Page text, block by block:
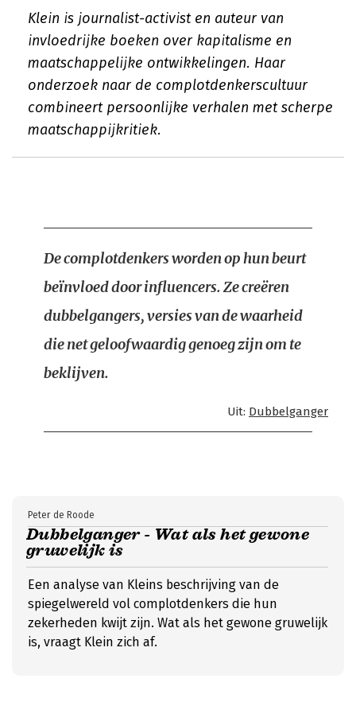
Klein is journalist-activist en auteur van
invloedrijke boeken over kapitalisme en
maatschappelijke ontwikkelingen. Haar
onderzoek naar de complotdenkerscultuur
combineert persoonlijke verhalen met scherpe
maatschappijkritiek.
De complotdenkers worden op hun beurt
beïnvloed door influencers. Ze creëren
dubbelgangers, versies van de waarheid
die net geloofwaardig genoeg zijn om te
beklijven.
Uit: Dubbelganger
Dubbelganger - Wat als het gewone
gruwelijk is
Peter de Roode
Een analyse van Kleins beschrijving van de
spiegelwereld vol complotdenkers die hun
zekerheden kwijt zijn. Wat als het gewone gruwelijk
is, vraagt Klein zich af.